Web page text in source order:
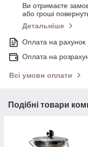
Ви отримаєте
або гроші
Детальніше
Оплата на рахунок
Оплата на
Всі умови оплати
Подібні товари